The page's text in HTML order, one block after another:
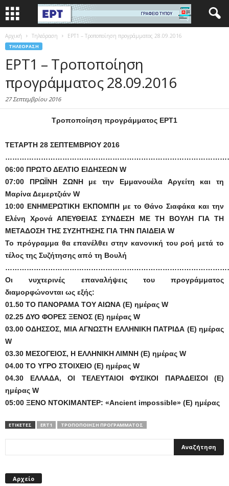
Αρχική Τηλεόραση ΕΡΤ1 – Τροποποίηση προγράμματος 28.09.2016
ΤΗΛΕΌΡΑΣΗ
ΕΡΤ1 – Τροποποίηση
προγράμματος 28.09.2016
27 Σεπτεμβρίου 2016
Τροποποίηση προγράμματος ΕΡΤ1
ΤΕΤΑΡΤΗ 28 ΣΕΠΤΕΜΒΡΙΟΥ 2016
06:00 ΠΡΩΤΟ ΔΕΛΤΙΟ ΕΙΔΗΣΕΩΝ W
07:00 ΠΡΩΪΝΗ ΖΩΝΗ με την Εμμανουέλα Αργείτη και τη
Μαρίνα Δεμερτζιάν W
10:00 ΕΝΗΜΕΡΩΤΙΚΗ ΕΚΠΟΜΠΗ με το Θάνο Σιαφάκα και την
Ελένη Χρονά ΑΠΕΥΘΕΙΑΣ ΣΥΝΔΕΣΗ ΜΕ ΤΗ ΒΟΥΛΗ ΓΙΑ ΤΗ
ΜΕΤΑΔΟΣΗ ΤΗΣ ΣΥΖΗΤΗΣΗΣ ΓΙΑ ΤΗΝ ΠΑΙΔΕΙΑ W
Το πρόγραμμα θα επανέλθει στην κανονική του ροή μετά το
τέλος της Συζήτησης από τη Βουλή
Οι νυχτερινές επαναλήψεις του προγράμματος
διαμορφώνονται ως εξής:
01.50 ΤΟ ΠΑΝΟΡΑΜΑ ΤΟΥ ΑΙΩΝΑ (Ε) ημέρας W
02.25 ΔΥΟ ΦΟΡΕΣ ΞΕΝΟΣ (Ε) ημέρας W
03.00 ΟΔΗΣΣΟΣ, ΜΙΑ ΑΓΝΩΣΤΗ ΕΛΛΗΝΙΚΗ ΠΑΤΡΙΔΑ (Ε) ημέρας
W
03.30 ΜΕΣΟΓΕΙΟΣ, Η ΕΛΛΗΝΙΚΗ ΛΙΜΝΗ (Ε) ημέρας W
04.00 ΤΟ ΥΓΡΟ ΣΤΟΙΧΕΙΟ (Ε) ημέρας W
04.30 ΕΛΛΑΔΑ, ΟΙ ΤΕΛΕΥΤΑΙΟΙ ΦΥΣΙΚΟΙ ΠΑΡΑΔΕΙΣΟΙ (Ε)
ημέρας W
05:00 ΞΕΝΟ ΝΤΟΚΙΜΑΝΤΕΡ: «Ancient impossible» (E) ημέρας
ΕΤΙΚΕΤΕΣ ERT1 ΤΡΟΠΟΠΟΊΗΣΗ ΠΡΟΓΡΆΜΜΑΤΟΣ
Αρχείο